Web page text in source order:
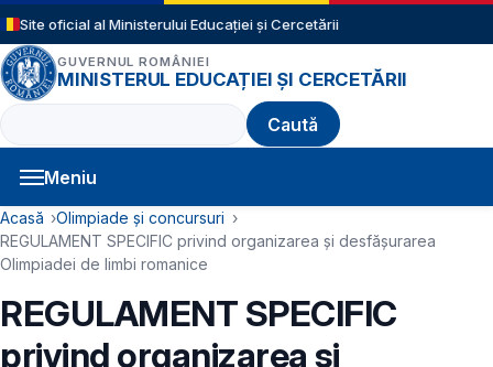
Sari la conținutul principal
Site oficial al Ministerului Educației și Cercetării
GUVERNUL ROMÂNIEI
MINISTERUL EDUCAȚIEI ȘI CERCETĂRII
Caută
Meniu
Navigație principală
Cale de navigare
Acasă
Olimpiade și concursuri
REGULAMENT SPECIFIC privind organizarea și desfășurarea
Olimpiadei de limbi romanice
REGULAMENT SPECIFIC
privind organizarea și